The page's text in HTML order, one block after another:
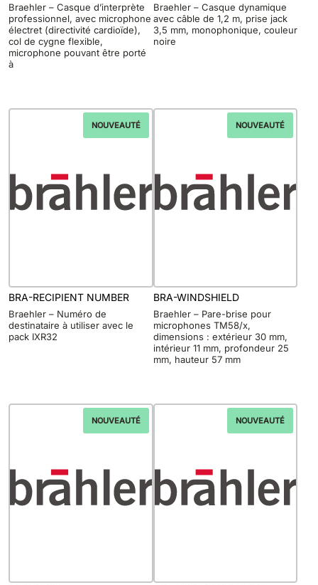
Braehler – Casque d’interprète
professionnel, avec microphone
électret (directivité cardioïde),
col de cygne flexible,
microphone pouvant être porté
à
Braehler – Casque dynamique
avec câble de 1,2 m, prise jack
3,5 mm, monophonique, couleur
noire
NOUVEAUTÉ
BRA-RECIPIENT NUMBER
Braehler – Numéro de
destinataire à utiliser avec le
pack IXR32
NOUVEAUTÉ
BRA-WINDSHIELD
Braehler – Pare-brise pour
microphones TM58/x,
dimensions : extérieur 30 mm,
intérieur 11 mm, profondeur 25
mm, hauteur 57 mm
NOUVEAUTÉ NOUVEAUTÉ